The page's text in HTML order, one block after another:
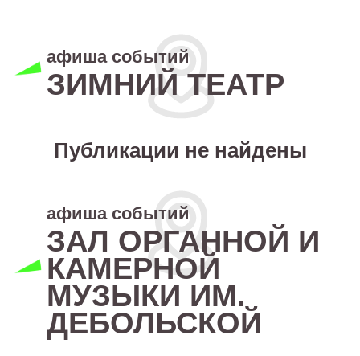
афиша событий
ЗИМНИЙ ТЕАТР
Публикации не найдены
афиша событий
ЗАЛ ОРГАННОЙ И
КАМЕРНОЙ
МУЗЫКИ ИМ.
ДЕБОЛЬСКОЙ